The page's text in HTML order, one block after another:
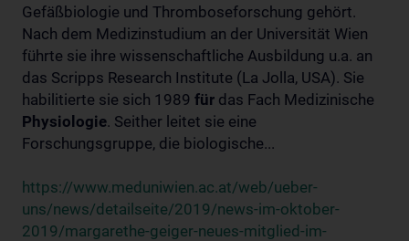
Gefäßbiologie und Thromboseforschung gehört.
Nach dem Medizinstudium an der Universität Wien
führte sie ihre wissenschaftliche Ausbildung u.a. an
das Scripps Research Institute (La Jolla, USA). Sie
habilitierte sie sich 1989 für das Fach Medizinische
Physiologie. Seither leitet sie eine
Forschungsgruppe, die biologische...
https://www.meduniwien.ac.at/web/ueber-
uns/news/detailseite/2019/news-im-oktober-
2019/margarethe-geiger-neues-mitglied-im-